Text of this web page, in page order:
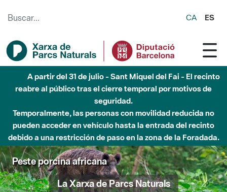
CA ES
A partir del 31 de julio - Sant Miquel del Fai - El recinto
reabre al público tras el cierre temporal por motivos de
seguridad.
Temporalmente, las personas con movilidad reducida no
pueden acceder en vehículo hasta la entrada del recinto
debido a una restricción de paso en la zona de la Foradada.
Peste porcina africana
La Xarxa de Parcs Naturals